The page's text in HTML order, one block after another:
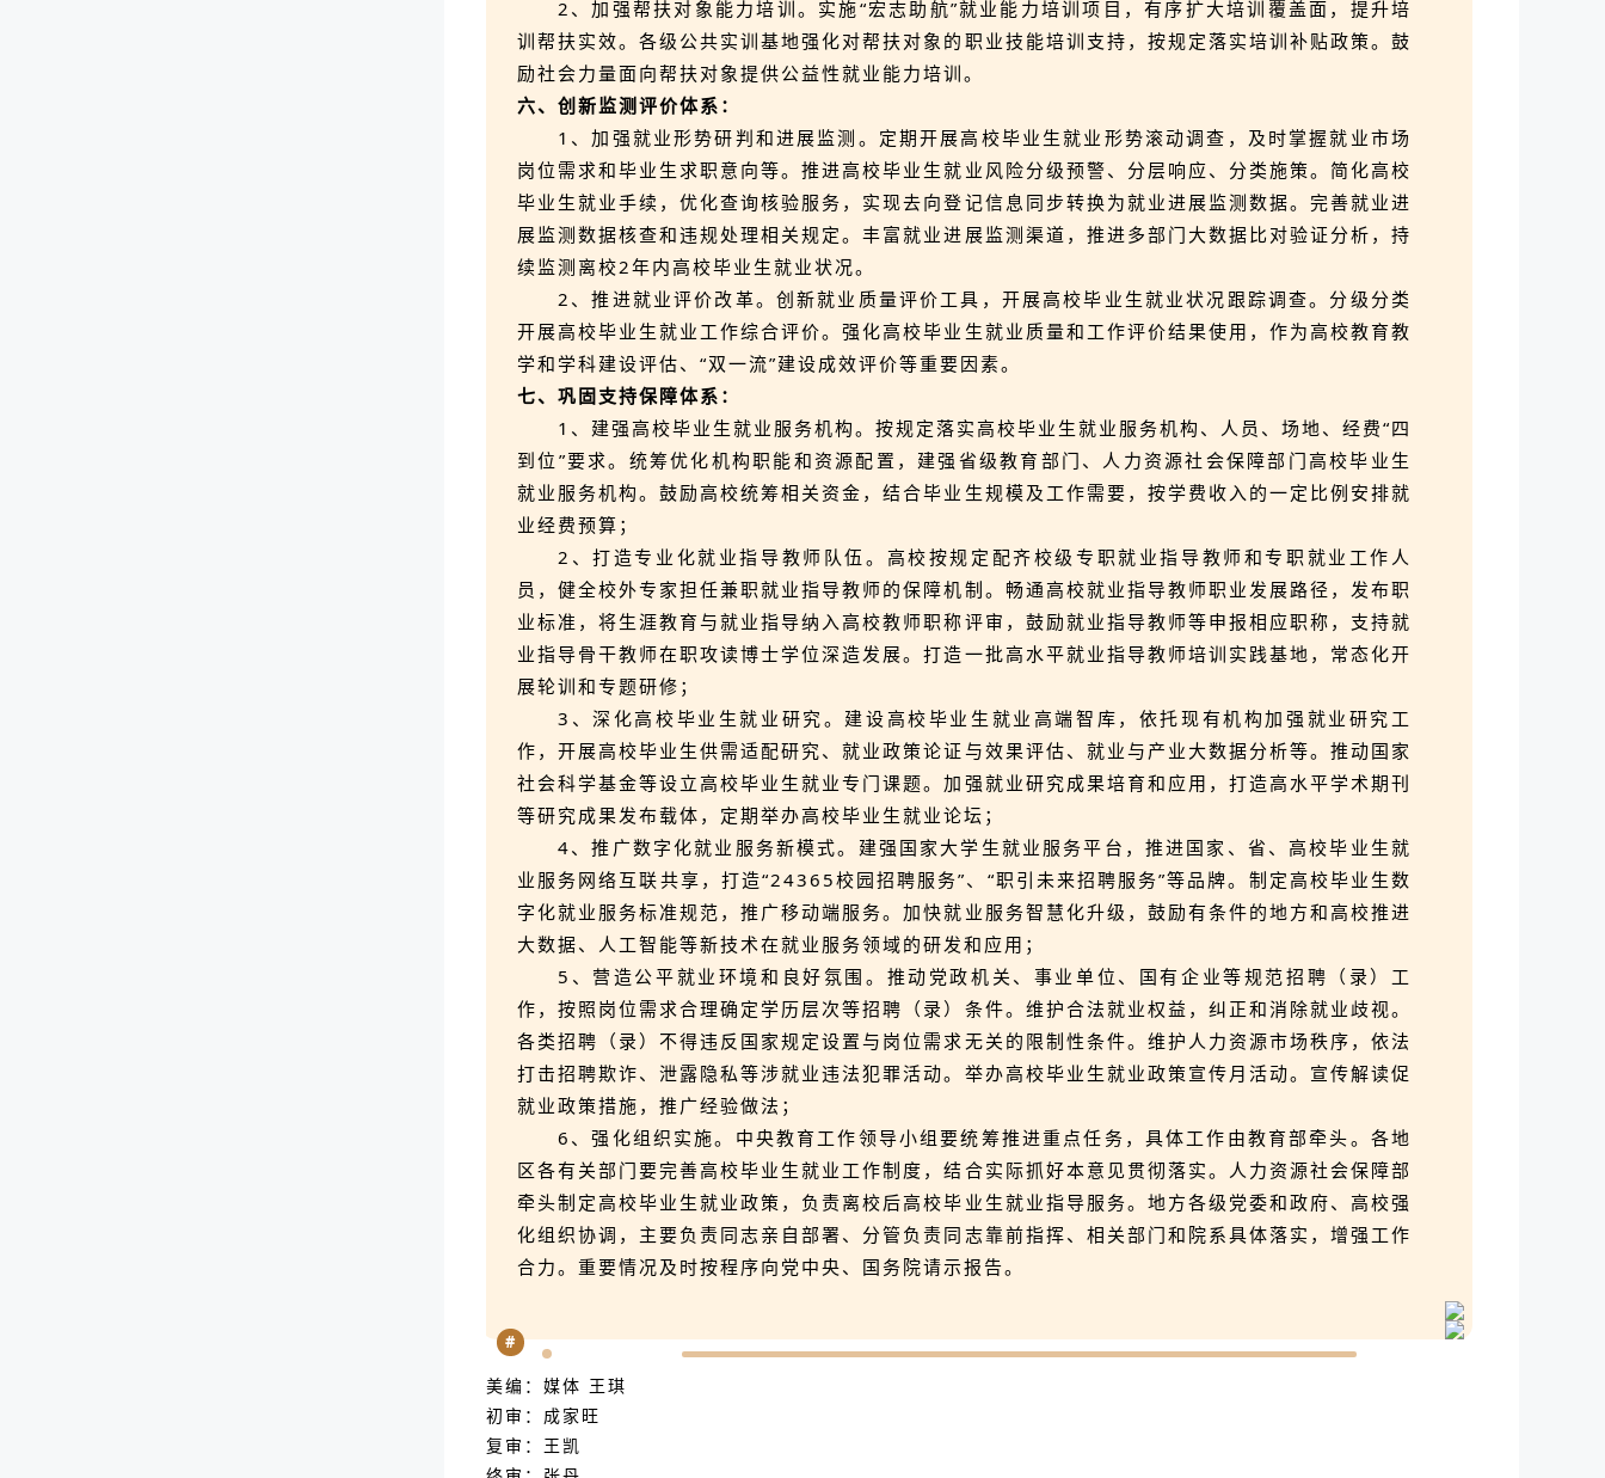
2、加强帮扶对象能力培训。实施“宏志助航”就业能力培训项目，有序扩大培训覆盖面，提升培
训帮扶实效。各级公共实训基地强化对帮扶对象的职业技能培训支持，按规定落实培训补贴政策。鼓
励社会力量面向帮扶对象提供公益性就业能力培训。
六、创新监测评价体系：
1、加强就业形势研判和进展监测。定期开展高校毕业生就业形势滚动调查，及时掌握就业市场
岗位需求和毕业生求职意向等。推进高校毕业生就业风险分级预警、分层响应、分类施策。简化高校
毕业生就业手续，优化查询核验服务，实现去向登记信息同步转换为就业进展监测数据。完善就业进
展监测数据核查和违规处理相关规定。丰富就业进展监测渠道，推进多部门大数据比对验证分析，持
续监测离校2年内高校毕业生就业状况。
2、推进就业评价改革。创新就业质量评价工具，开展高校毕业生就业状况跟踪调查。分级分类
开展高校毕业生就业工作综合评价。强化高校毕业生就业质量和工作评价结果使用，作为高校教育教
学和学科建设评估、“双一流”建设成效评价等重要因素。
七、巩固支持保障体系：
1、建强高校毕业生就业服务机构。按规定落实高校毕业生就业服务机构、人员、场地、经费“四
到位”要求。统筹优化机构职能和资源配置，建强省级教育部门、人力资源社会保障部门高校毕业生
就业服务机构。鼓励高校统筹相关资金，结合毕业生规模及工作需要，按学费收入的一定比例安排就
业经费预算；
2、打造专业化就业指导教师队伍。高校按规定配齐校级专职就业指导教师和专职就业工作人
员，健全校外专家担任兼职就业指导教师的保障机制。畅通高校就业指导教师职业发展路径，发布职
业标准，将生涯教育与就业指导纳入高校教师职称评审，鼓励就业指导教师等申报相应职称，支持就
业指导骨干教师在职攻读博士学位深造发展。打造一批高水平就业指导教师培训实践基地，常态化开
展轮训和专题研修；
3、深化高校毕业生就业研究。建设高校毕业生就业高端智库，依托现有机构加强就业研究工
作，开展高校毕业生供需适配研究、就业政策论证与效果评估、就业与产业大数据分析等。推动国家
社会科学基金等设立高校毕业生就业专门课题。加强就业研究成果培育和应用，打造高水平学术期刊
等研究成果发布载体，定期举办高校毕业生就业论坛；
4、推广数字化就业服务新模式。建强国家大学生就业服务平台，推进国家、省、高校毕业生就
业服务网络互联共享，打造“24365校园招聘服务”、“职引未来招聘服务”等品牌。制定高校毕业生数
字化就业服务标准规范，推广移动端服务。加快就业服务智慧化升级，鼓励有条件的地方和高校推进
大数据、人工智能等新技术在就业服务领域的研发和应用；
5、营造公平就业环境和良好氛围。推动党政机关、事业单位、国有企业等规范招聘（录）工
作，按照岗位需求合理确定学历层次等招聘（录）条件。维护合法就业权益，纠正和消除就业歧视。
各类招聘（录）不得违反国家规定设置与岗位需求无关的限制性条件。维护人力资源市场秩序，依法
打击招聘欺诈、泄露隐私等涉就业违法犯罪活动。举办高校毕业生就业政策宣传月活动。宣传解读促
就业政策措施，推广经验做法；
6、强化组织实施。中央教育工作领导小组要统筹推进重点任务，具体工作由教育部牵头。各地
区各有关部门要完善高校毕业生就业工作制度，结合实际抓好本意见贯彻落实。人力资源社会保障部
牵头制定高校毕业生就业政策，负责离校后高校毕业生就业指导服务。地方各级党委和政府、高校强
化组织协调，主要负责同志亲自部署、分管负责同志靠前指挥、相关部门和院系具体落实，增强工作
合力。重要情况及时按程序向党中央、国务院请示报告。
#
美编：媒体 王琪
初审：成家旺
复审：王凯